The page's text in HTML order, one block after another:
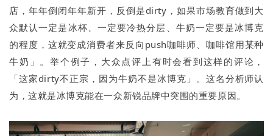
店，年年倒闭年年新开，反倒是dirty，如果市场教育做到大
众默认一定是冰杯、一定要冷热分层、牛奶一定要是冰博克
的程度，这就变成消费者来反向push咖啡师、咖啡馆用某种
牛奶」。举个例子，大众点评上有时会看到这样的评论，
「这家dirty不正宗，因为牛奶不是冰博克」。这名分析师认
为，这就是冰博克能在一众新锐品牌中突围的重要原因。